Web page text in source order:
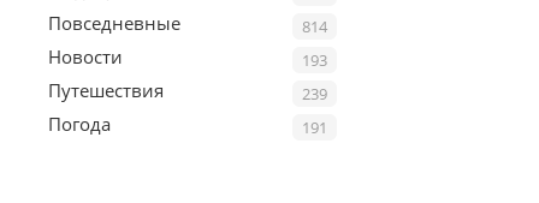
814
Повседневные
193
Новости
239
Путешествия
191
Погода